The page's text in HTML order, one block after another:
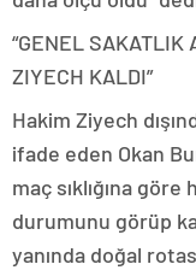
“GENEL SAKATLIK
ZIYECH KALDI”
Hakim Ziyech
ifade eden Okan
maç sıklığına
durumunu görüp
yanında doğal